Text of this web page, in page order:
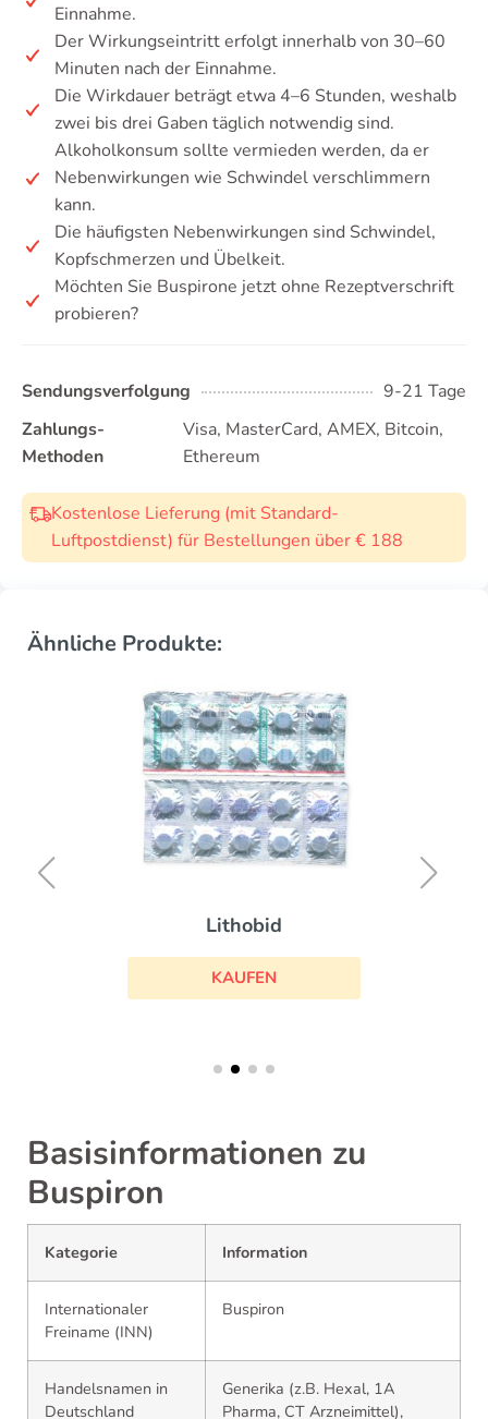
Einnahme.
Der Wirkungseintritt erfolgt innerhalb von 30–60
Minuten nach der Einnahme.
Die Wirkdauer beträgt etwa 4–6 Stunden, weshalb
zwei bis drei Gaben täglich notwendig sind.
Alkoholkonsum sollte vermieden werden, da er
Nebenwirkungen wie Schwindel verschlimmern
kann.
Die häufigsten Nebenwirkungen sind Schwindel,
Kopfschmerzen und Übelkeit.
Möchten Sie Buspirone jetzt ohne Rezeptverschrift
probieren?
Sendungsverfolgung
9-21 Tage
Zahlungs-
Methoden
Visa, MasterCard, AMEX, Bitcoin,
Ethereum
Kostenlose Lieferung (mit Standard-
Luftpostdienst) für Bestellungen über € 188
Ähnliche Produkte:
Lithobid
KAUFEN
Basisinformationen zu
Buspiron
Kategorie Information
Internationaler
Freiname (INN)
Buspiron
Handelsnamen in
Deutschland
Generika (z.B. Hexal, 1A
Pharma, CT Arzneimittel),